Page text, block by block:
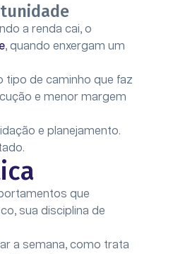
a renda cai, o
, quando enxergam um
tipo de caminho que faz
e menor margem
e planejamento.
que
sua disciplina de
a semana, como trata